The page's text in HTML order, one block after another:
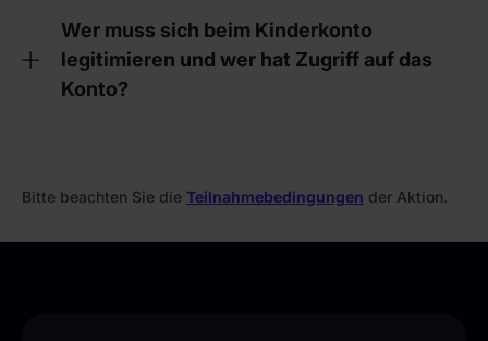
Wer muss sich beim Kinderkonto
legitimieren und wer hat Zugriff auf das
Konto?
Bitte beachten Sie die Teilnahmebedingungen der Aktion.